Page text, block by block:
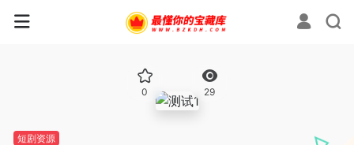
0 29
短剧资源